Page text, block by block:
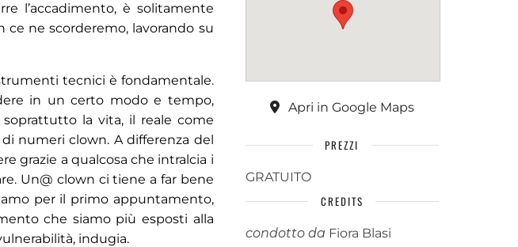
l’accadimento, è solitamente
ne scorderemo, lavorando su
tecnici è fondamentale.
in un certo modo e tempo,
soprattutto la vita, il reale come
numeri clown. A differenza del
grazie a qualcosa che intralcia i
Un@ clown ci tiene a far bene
per il primo appuntamento,
che siamo più esposti alla
indugia.
Apri in Google Maps
PREZZI
GRATUITO
CREDITS
condotto da Fiora Blasi